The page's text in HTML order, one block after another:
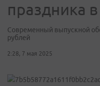
праздника
Современный выпускной
рублей
2:28, 7 мая 2025